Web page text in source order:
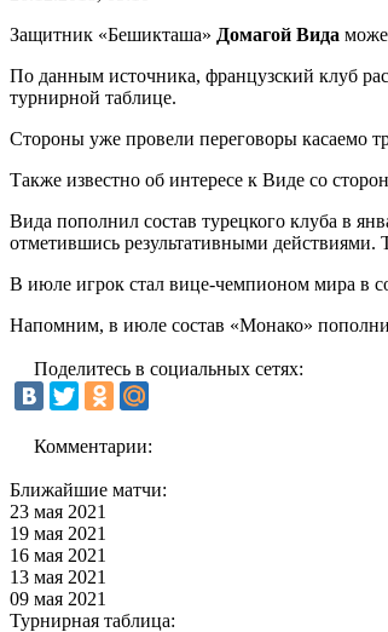
Защитник «Бешикташа» Домагой Вида
По данным источника, французский клуб
турнирной таблице.
Стороны уже провели переговоры касаемо
Также известно об интересе к Виде со
Вида пополнил состав турецкого клуба в
отметившись результативными действиями.
В июле игрок стал вице-чемпионом мира в
Напомним, в июле состав «Монако»
Поделитесь в социальных сетях:
Комментарии:
Ближайшие матчи:
23 мая 2021
19 мая 2021
16 мая 2021
13 мая 2021
09 мая 2021
Турнирная таблица: